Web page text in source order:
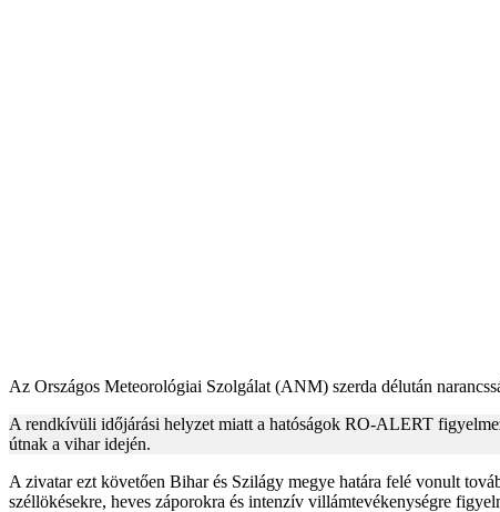
Az Országos Meteorológiai Szolgálat (ANM) szerda délután
A rendkívüli időjárási helyzet miatt a hatóságok RO-ALERT
útnak a vihar idején.
A zivatar ezt követően Bihar és Szilágy megye határa felé vonult
széllökésekre, heves záporokra és intenzív villámtevékenységre